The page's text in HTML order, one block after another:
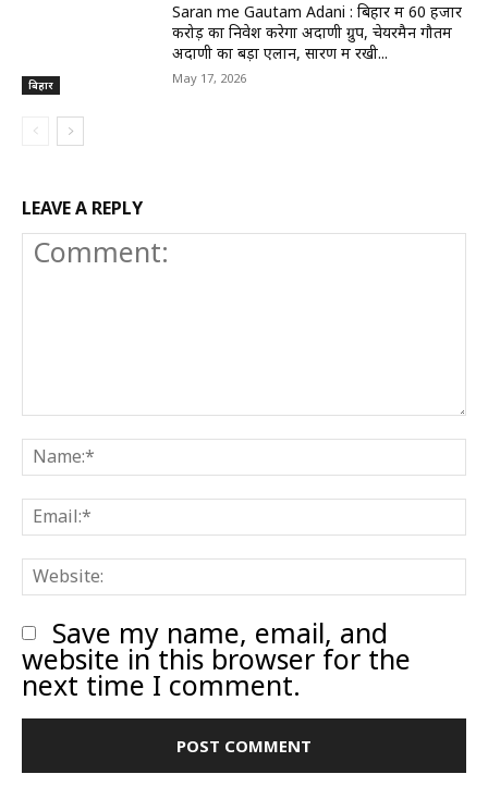
बिहार
Saran me Gautam Adani : बिहार में 60 हजार
करोड़ का निवेश करेगा अदाणी ग्रुप, चेयरमैन गौतम
अदाणी का बड़ा एलान, सारण में रखी...
May 17, 2026
LEAVE A REPLY
Comment:
Save my name, email, and
website in this browser for the
next time I comment.